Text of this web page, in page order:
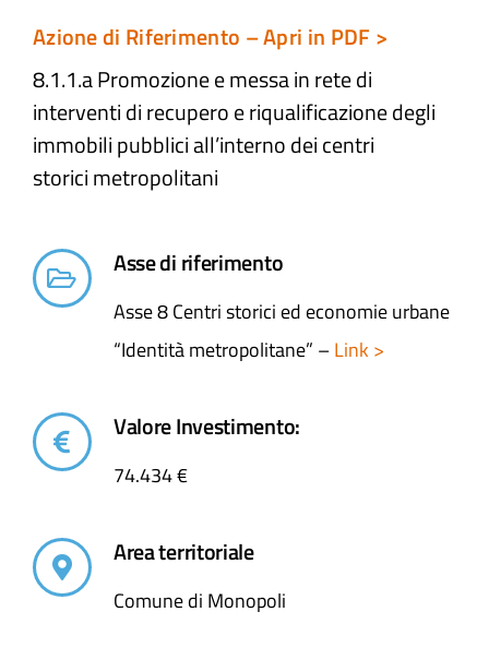
Azione di Riferimento – Apri in PDF >
8.1.1.a Promozione e messa in rete di
interventi di recupero e riqualificazione degli
immobili pubblici all’interno dei centri
storici metropolitani ​
Asse di riferimento
Asse 8 Centri storici ed economie urbane
“Identità metropolitane” –Link >
Valore Investimento:
74.434 €
Area territoriale
Comune di Monopoli